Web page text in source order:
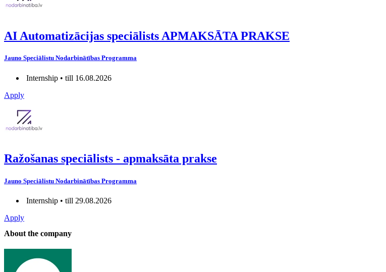
AI Automatizācijas speciālists APMAKSĀTA PRAKSE
Jauno Speciālistu Nodarbinātības Programma
Internship • till 16.08.2026
Apply
Ražošanas speciālists - apmaksāta prakse
Jauno Speciālistu Nodarbinātības Programma
Internship • till 29.08.2026
Apply
About the company